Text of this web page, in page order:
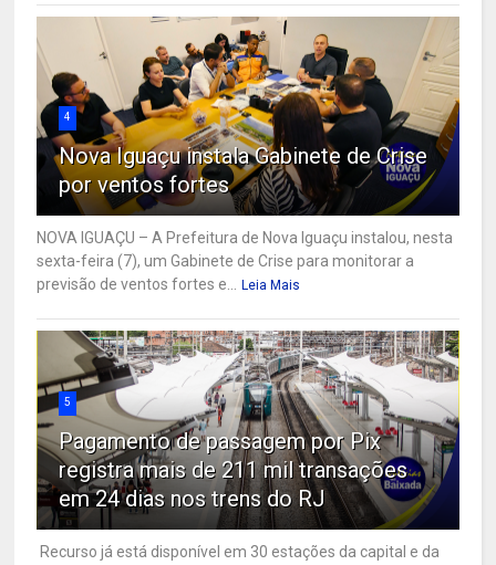
4
Nova Iguaçu instala Gabinete de Crise
por ventos fortes
NOVA IGUAÇU – A Prefeitura de Nova Iguaçu instalou, nesta
sexta-feira (7), um Gabinete de Crise para monitorar a
previsão de ventos fortes e...
Leia Mais
5
Pagamento de passagem por Pix
registra mais de 211 mil transações
em 24 dias nos trens do RJ
Recurso já está disponível em 30 estações da capital e da